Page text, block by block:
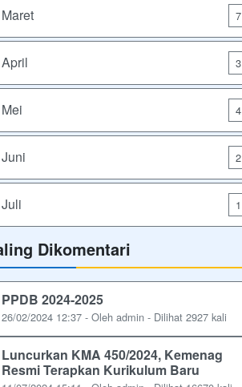
Maret 7
April 3
Mei 4
Juni 2
Juli 1
Dikomentari
PPDB 2024-2025
26/02/2024 12:37 - Oleh admin - Dilihat 2927 kali
Luncurkan KMA 450/2024, Kemenag
Resmi Terapkan Kurikulum Baru